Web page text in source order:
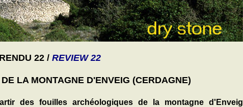
22 / REVIEW 22
LA MONTAGNE D'ENVEIG (CERDAGNE)
des fouilles archéologiques de la montagne d'Enveig